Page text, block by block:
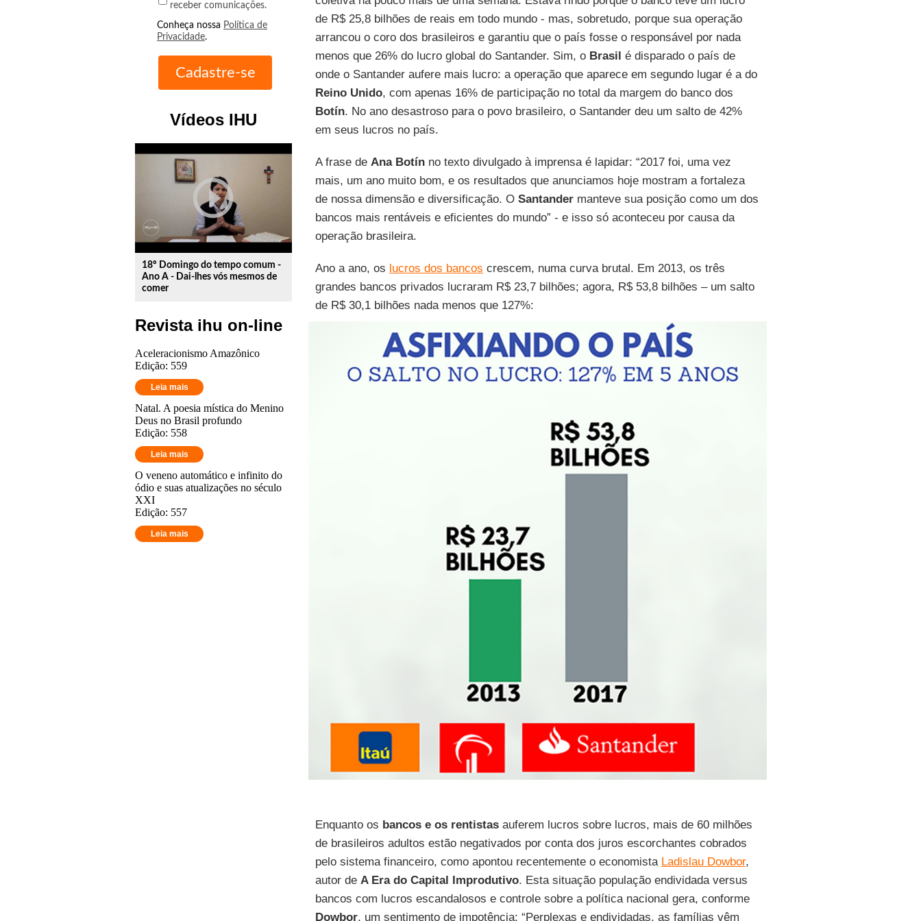
receber comunicações.
Conheça nossa Política de
Privacidade.
Vídeos IHU
play_circle_outline
18º Domingo do tempo comum -
Ano A - Dai-lhes vós mesmos de
comer
Revista ihu on-line
Aceleracionismo Amazônico
Edição: 559
Leia mais
Natal. A poesia mística do Menino
Deus no Brasil profundo
Edição: 558
Leia mais
O veneno automático e infinito do
ódio e suas atualizações no século
XXI
Edição: 557
Leia mais
de R$ 25,8 bilhões de reais em todo mundo - mas, sobretudo, porque sua operação
arrancou o coro dos brasileiros e garantiu que o país fosse o responsável por nada
menos que 26% do lucro global do Santander. Sim, o Brasil é disparado o país de
onde o Santander aufere mais lucro: a operação que aparece em segundo lugar é a do
Reino Unido, com apenas 16% de participação no total da margem do banco dos
Botín. No ano desastroso para o povo brasileiro, o Santander deu um salto de 42%
em seus lucros no país.
A frase de Ana Botínno texto divulgado à imprensa é lapidar: “2017 foi, uma vez
mais, um ano muito bom, e os resultados que anunciamos hoje mostram a fortaleza
de nossa dimensão e diversificação. O Santandermanteve sua posição como um dos
bancos mais rentáveis e eficientes do mundo” - e isso só aconteceu por causa da
operação brasileira.
Ano a ano, os lucros dos bancos crescem, numa curva brutal. Em 2013, os três
grandes bancos privados lucraram R$ 23,7 bilhões; agora, R$ 53,8 bilhões – um salto
de R$ 30,1 bilhões nada menos que 127%:
Enquanto os bancos e os rentistasauferem lucros sobre lucros, mais de 60 milhões
de brasileiros adultos estão negativados por conta dos juros escorchantes cobrados
pelo sistema financeiro, como apontou recentemente o economista Ladislau Dowbor,
autor de A Era do Capital Improdutivo. Esta situação população endividada versus
bancos com lucros escandalosos e controle sobre a política nacional gera, conforme
Dowbor, um sentimento de impotência: “Perplexas e endividadas, as famílias vêm